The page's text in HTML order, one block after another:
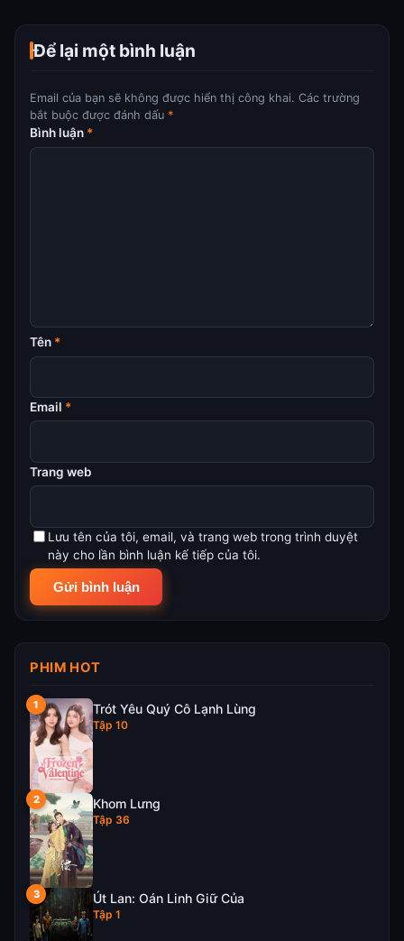
Để lại một bình luận
Email của bạn sẽ không được hiển thị công khai. Các trường
bắt buộc được đánh dấu *
Bình luận *
Tên *
Email *
Trang web
Lưu tên của tôi, email, và trang web trong trình duyệt
này cho lần bình luận kế tiếp của tôi.
PHIM HOT
Trót Yêu Quý Cô Lạnh Lùng
Tập 10
Khom Lưng
Tập 36
Út Lan: Oán Linh Giữ Của
Tập 1